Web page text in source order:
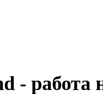
- работа